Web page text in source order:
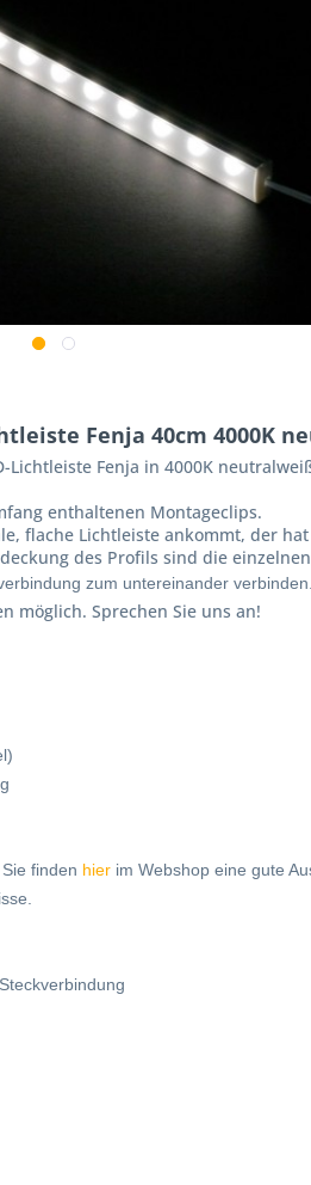
Fenja 40cm 4000K
Fenja in 4000K
enthaltenen Montageclips.
flache Lichtleiste ankommt, der
des Profils sind die
zum untereinander verbinden.
möglich. Sprechen Sie uns an!
finden hier im Webshop eine gute